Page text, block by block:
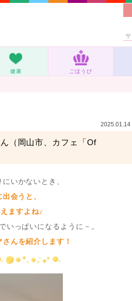
健康 ごほうび
2025.01.14
（岡山市、カフェ「Of
いかないとき、
会うと、
ますよね♪
いっぱいになるように－。
んを紹介します！